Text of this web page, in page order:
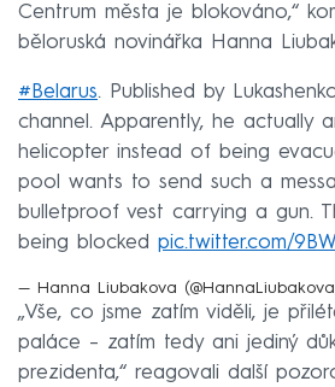
Centrum města je blokováno,“
běloruská novinářka Hanna
#Belarus. Published by
channel. Apparently, he actually
helicopter instead of being
pool wants to send such a
bulletproof vest carrying a gun.
being blocked pic.twitter.com/
— Hanna Liubakova
„Vše, co jsme zatím viděli, je
paláce – zatím tedy ani jediný
prezidenta,“ reagovali další